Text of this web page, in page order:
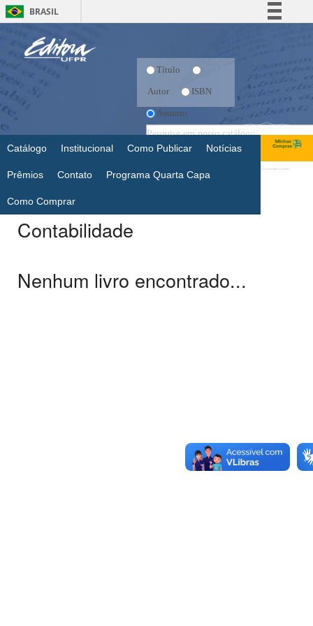
BRASIL
Acesso à informação
Legislação
Canais
Título
Autor ISBN
Assunto
Catálogo Institucional Como Publicar Notícias
Prêmios Contato Programa Quarta Capa
Como Comprar
Contabilidade
Nenhum livro encontrado...